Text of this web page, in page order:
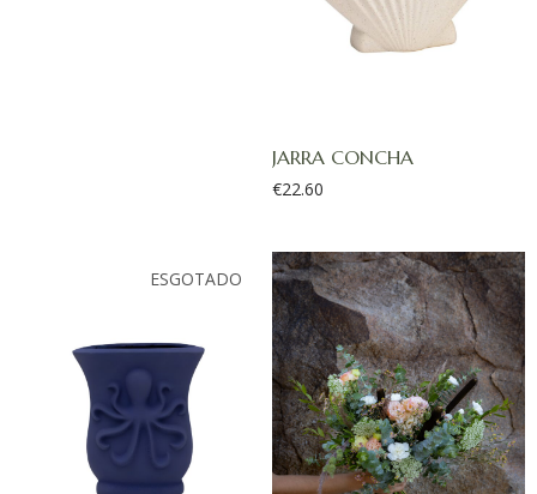
JARRA CONCHA
€22.60